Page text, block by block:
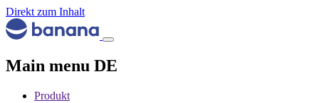
Direkt zum Inhalt
Main menu DE
Produkt